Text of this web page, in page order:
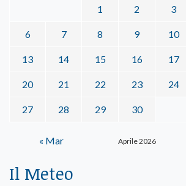
Aprile 2026
1 2 3
6 7 8 9 10
13 14 15 16 17
20 21 22 23 24
27 28 29 30
« Mar
Il Meteo